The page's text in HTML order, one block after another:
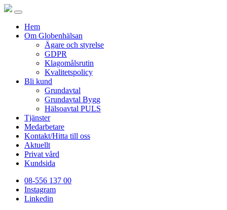
Hem
Om Globenhälsan
Ägare och styrelse
GDPR
Klagomålsrutin
Kvalitetspolicy
Bli kund
Grundavtal
Grundavtal Bygg
Hälsoavtal PULS
Tjänster
Medarbetare
Kontakt/Hitta till oss
Aktuellt
Privat vård
Kundsida
08-556 137 00
Instagram
Linkedin